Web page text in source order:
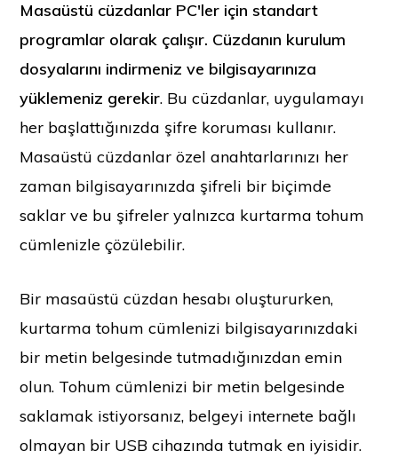
Masaüstü cüzdanlar PC'ler için standart
programlar olarak çalışır. Cüzdanın kurulum
dosyalarını indirmeniz ve bilgisayarınıza
yüklemeniz gerekir. Bu cüzdanlar, uygulamayı
her başlattığınızda şifre koruması kullanır.
Masaüstü cüzdanlar özel anahtarlarınızı her
zaman bilgisayarınızda şifreli bir biçimde
saklar ve bu şifreler yalnızca kurtarma tohum
cümlenizle çözülebilir.
Bir masaüstü cüzdan hesabı oluştururken,
kurtarma tohum cümlenizi bilgisayarınızdaki
bir metin belgesinde tutmadığınızdan emin
olun. Tohum cümlenizi bir metin belgesinde
saklamak istiyorsanız, belgeyi internete bağlı
olmayan bir USB cihazında tutmak en iyisidir.